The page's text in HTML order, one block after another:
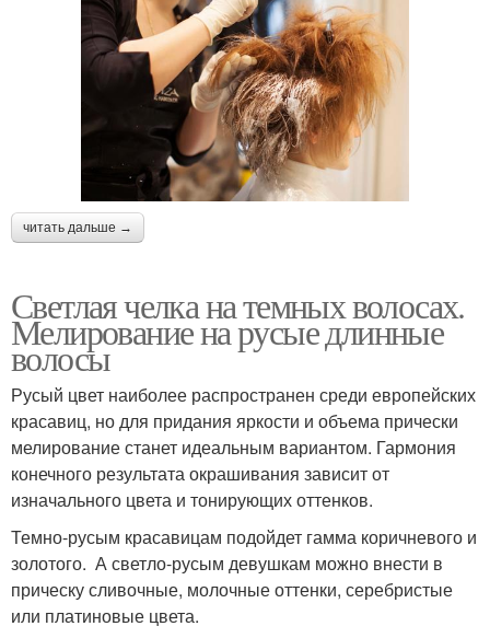
читать дальше →
Светлая челка на темных волосах.
Мелирование на русые длинные
волосы
Русый цвет наиболее распространен среди европейских
красавиц, но для придания яркости и объема прически
мелирование станет идеальным вариантом. Гармония
конечного результата окрашивания зависит от
изначального цвета и тонирующих оттенков.
Темно-русым красавицам подойдет гамма коричневого и
золотого. А светло-русым девушкам можно внести в
прическу сливочные, молочные оттенки, серебристые
или платиновые цвета.